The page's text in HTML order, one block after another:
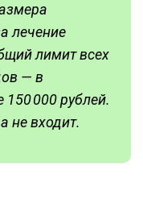
лечение
лимит всех
— в
150 000 рублей.
не входит.